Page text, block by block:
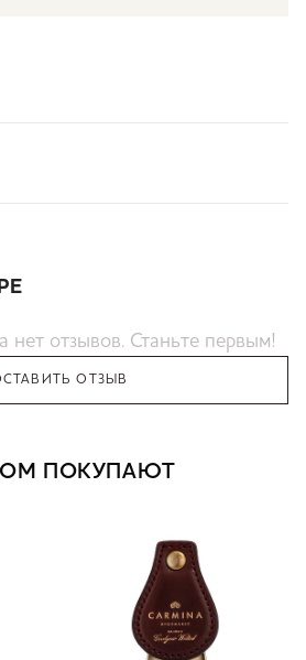
нет отзывов. Станьте первым!
ОТЗЫВ
ПОКУПАЮТ